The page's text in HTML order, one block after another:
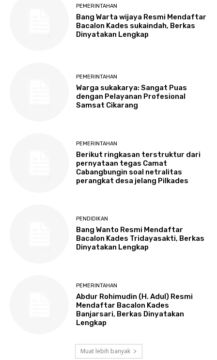
PEMERINTAHAN
Bang Warta wijaya Resmi Mendaftar
Bacalon Kades sukaindah, Berkas
Dinyatakan Lengkap
PEMERINTAHAN
Warga sukakarya: Sangat Puas
dengan Pelayanan Profesional
Samsat Cikarang
PEMERINTAHAN
Berikut ringkasan terstruktur dari
pernyataan tegas Camat
Cabangbungin soal netralitas
perangkat desa jelang Pilkades
PENDIDIKAN
Bang Wanto Resmi Mendaftar
Bacalon Kades Tridayasakti, Berkas
Dinyatakan Lengkap
PEMERINTAHAN
Abdur Rohimudin (H. Adul) Resmi
Mendaftar Bacalon Kades
Banjarsari, Berkas Dinyatakan
Lengkap
Muat lebih banyak